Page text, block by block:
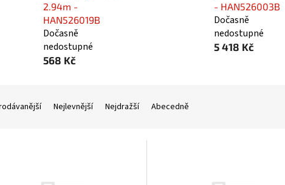
2.94m -
HAN526019B
Dočasně
nedostupné
568 Kč
- HAN526003B
Dočasně
nedostupné
5 418 Kč
Nejlevnější Nejdražší Abecedně